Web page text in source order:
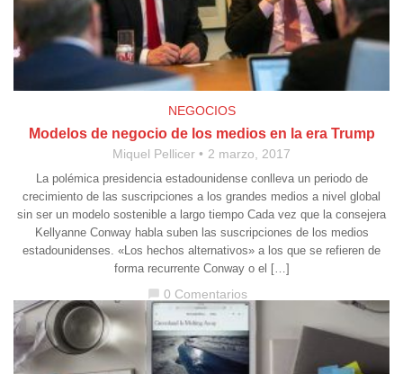
NEGOCIOS
Modelos de negocio de los medios en la era Trump
Miquel Pellicer 2 marzo, 2017
La polémica presidencia estadounidense conlleva un periodo de
crecimiento de las suscripciones a los grandes medios a nivel global
sin ser un modelo sostenible a largo tiempo Cada vez que la consejera
Kellyanne Conway habla suben las suscripciones de los medios
estadounidenses. «Los hechos alternativos» a los que se refieren de
forma recurrente Conway o el […]
chat_bubble 0 Comentarios